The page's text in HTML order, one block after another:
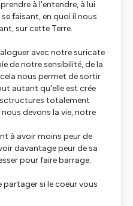
à l'entendre, à lui
faisant, en quoi il nous
sur cette Terre.
avec notre suricate
de notre sensibilité, de la
nous permet de sortir
autant qu'elle est crée
totalement
devons la vie, notre
à avoir moins peur de
davantage peur de sa
pour faire barrage.
partager si le coeur vous